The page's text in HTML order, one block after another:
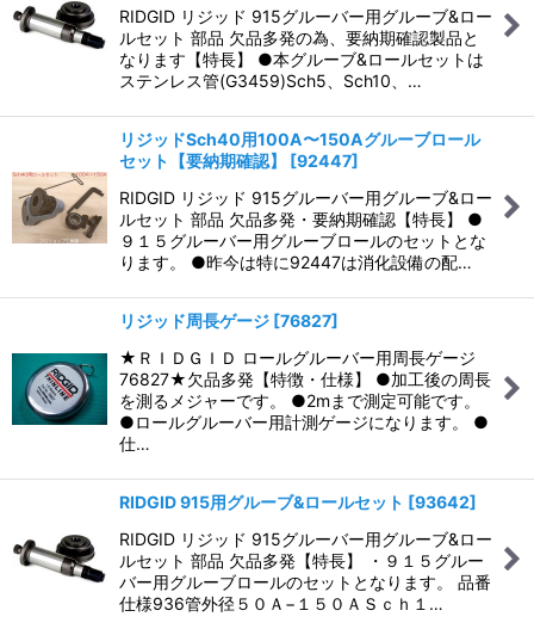
RIDGID リジッド 915グルーバー用グルーブ&ロー
ルセット 部品 欠品多発の為、要納期確認製品と
なります【特長】 ●本グルーブ&ロールセットは
ステンレス管(G3459)Sch5、Sch10、…
リジッドSch40用100A〜150Aグルーブロール
セット【要納期確認】
[92447]
RIDGID リジッド 915グルーバー用グルーブ&ロー
ルセット 部品 欠品多発・要納期確認【特長】 ●
９１５グルーバー用グルーブロールのセットとな
ります。 ●昨今は特に92447は消化設備の配…
リジッド周長ゲージ [76827]
★ＲＩＤＧＩＤ ロールグルーバー用周長ゲージ
76827★欠品多発【特徴・仕様】 ●加工後の周長
を測るメジャーです。 ●2mまで測定可能です。
●ロールグルーバー用計測ゲージになります。 ●
仕…
RIDGID 915用グルーブ&ロールセット [93642]
RIDGID リジッド 915グルーバー用グルーブ&ロー
ルセット 部品 欠品多発【特長】 ・９１５グルー
バー用グルーブロールのセットとなります。 品番
仕様9​3​6管外径５０Ａ−１５０ＡＳｃｈ１…